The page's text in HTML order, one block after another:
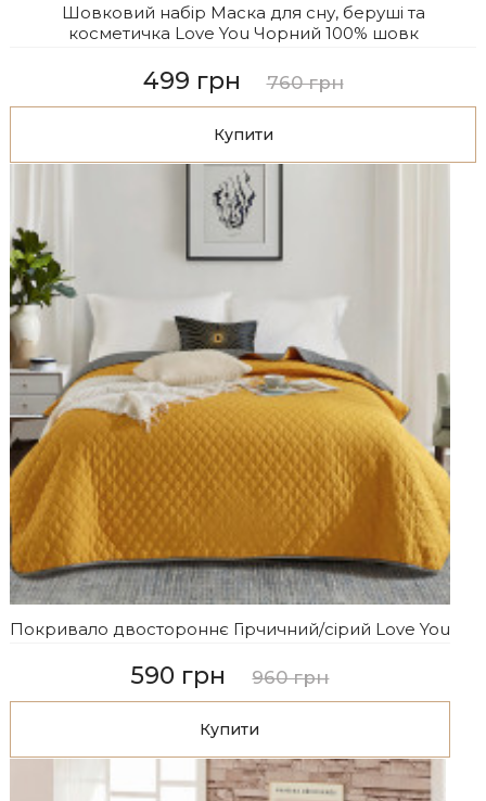
Шовковий набір Маска для сну, беруші та
косметичка Love You Чорний 100% шовк
499 грн 760 грн
Купити
Покривало двостороннє Гірчичний/сірий Love You
590 грн 960 грн
Купити